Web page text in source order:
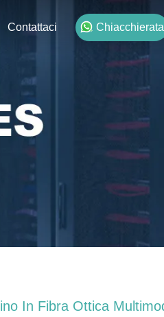
Contattaci Chiacchierata
In Fibra Ottica